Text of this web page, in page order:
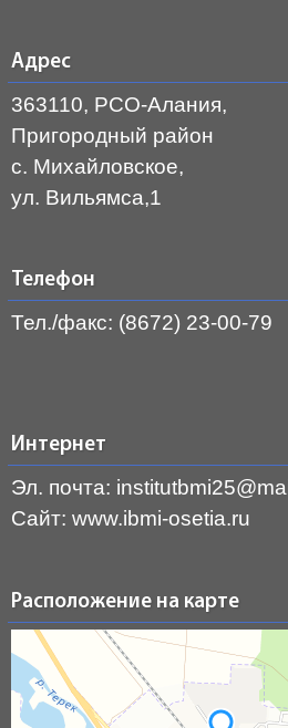
Адрес
363110, РСО-Алания,
Пригородный район
с. Михайловское,
ул. Вильямса,1
Телефон
Тел./факс: (8672) 23-00-79
Интернет
Эл. почта:
Сайт: www.ibmi-osetia.ru
Расположение на карте